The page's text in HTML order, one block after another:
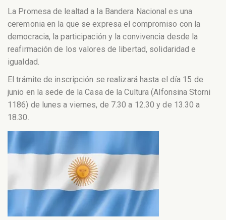
La Promesa de lealtad a la Bandera Nacional es una
ceremonia en la que se expresa el compromiso con la
democracia, la participación y la convivencia desde la
reafirmación de los valores de libertad, solidaridad e
igualdad.
El trámite de inscripción se realizará hasta el día 15 de
junio en la sede de la Casa de la Cultura (Alfonsina Storni
1186) de lunes a viernes, de 7.30 a 12.30 y de 13.30 a
18.30.